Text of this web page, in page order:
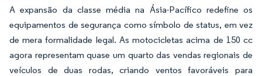
A expansão da classe média na Ásia-Pacífico redefine os
equipamentos de segurança como símbolo de status, em vez
de mera formalidade legal. As motocicletas acima de 150 cc
agora representam quase um quarto das vendas regionais de
veículos de duas rodas, criando ventos favoráveis para